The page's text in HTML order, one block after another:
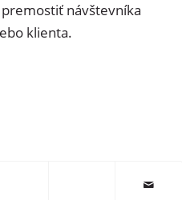
návštevníka
klienta.